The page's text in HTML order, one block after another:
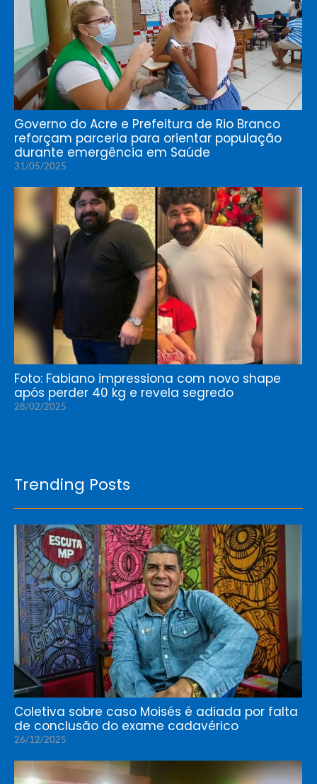
Governo do Acre e Prefeitura de Rio Branco
reforçam parceria para orientar população
durante emergência em Saúde
31/05/2025
Foto: Fabiano impressiona com novo shape
após perder 40 kg e revela segredo
28/02/2025
Trending Posts
Coletiva sobre caso Moisés é adiada por falta
de conclusão do exame cadavérico
26/12/2025